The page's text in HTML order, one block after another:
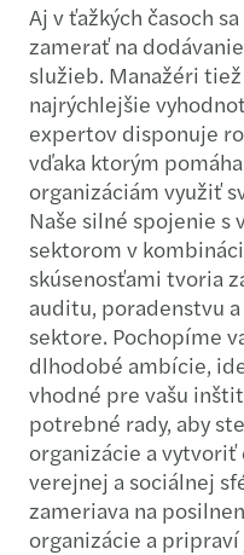
Aj v ťažkých časoch
zamerať na
služieb. Manažéri
najrýchlejšie
expertov disponuje
vďaka ktorým
organizáciám využiť
Naše silné spojenie s
sektorom v
skúsenosťami tvoria
auditu, poradenstvu
sektore. Pochopíme
dlhodobé ambície,
vhodné pre vašu
potrebné rady, aby
organizácie a
verejnej a sociálnej
zameriava na
organizácie a pripraví